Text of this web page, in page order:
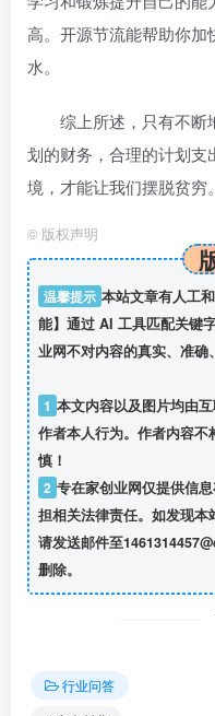
高。开源节流能帮助你
水。
综上所述，只有不断
划的财务，合理的计划支
境，才能让我们摆脱贫穷。
© 版权声明
温馨提示 本站文章有人工
能】通过 AI 工具匹配关键
业网不对内容的真实、准确
1 本文内容以及图片均由
作者本人行为。作者内容
慎！
2 专在家创业网仅提供信
担相关法律责任。如发现本
请发送邮件至
删除。
行业问答